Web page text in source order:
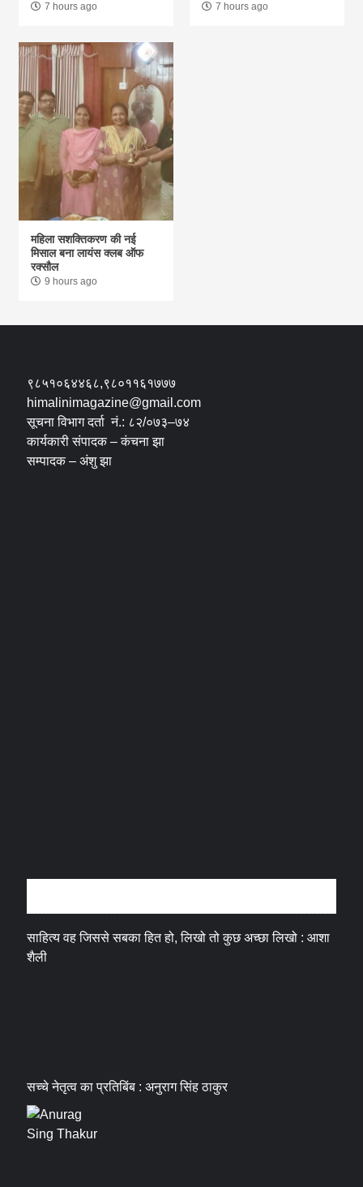
7 hours ago 7 hours ago
महिला सशक्तिकरण की नई
मिसाल बना लायंस क्लब ऑफ
रक्सौल
9 hours ago
९८५१०६४४६८,९८०११६१७७७
himalinimagazine@gmail.com
सूचना विभाग दर्ता नं.: ८२/०७३–७४
कार्यकारी संपादक – कंचना झा
सम्पादक – अंशु झा
साहित्य वह जिससे सबका हित हो, लिखो तो कुछ अच्छा लिखो : आशा
शैली
सच्चे नेतृत्व का प्रतिबिंब : अनुराग सिंह ठाकुर